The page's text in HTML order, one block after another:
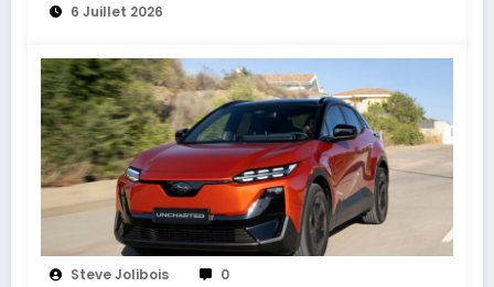
6 Juillet 2026
Steve Jolibois 0